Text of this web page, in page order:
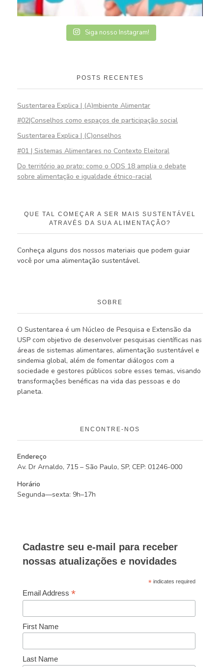
Siga nosso Instagram!
POSTS RECENTES
Sustentarea Explica | (A)mbiente Alimentar
#02|Conselhos como espaços de participação social
Sustentarea Explica | (C)onselhos
#01 | Sistemas Alimentares no Contexto Eleitoral
Do território ao prato: como o ODS 18 amplia o debate
sobre alimentação e igualdade étnico-racial
QUE TAL COMEÇAR A SER MAIS SUSTENTÁVEL
ATRAVÉS DA SUA ALIMENTAÇÃO?
Conheça alguns dos nossos materiais que podem guiar
você por uma alimentação sustentável.
SOBRE
O Sustentarea é um Núcleo de Pesquisa e Extensão da
USP com objetivo de desenvolver pesquisas científicas nas
áreas de sistemas alimentares, alimentação sustentável e
sindemia global, além de fomentar diálogos com a
sociedade e gestores públicos sobre esses temas, visando
transformações benéficas na vida das pessoas e do
planeta.
ENCONTRE-NOS
Endereço
Av. Dr Arnaldo, 715 – São Paulo, SP, CEP: 01246-000
Horário
Segunda—sexta: 9h–17h
Cadastre seu e-mail para receber
nossas atualizações e novidades
* indicates required
Email Address*
First Name
Last Name